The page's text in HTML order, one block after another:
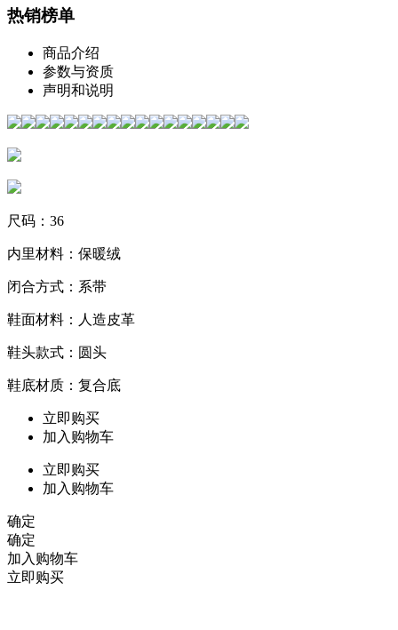
热销榜单
商品介绍
参数与资质
声明和说明
尺码：36
内里材料：保暖绒
闭合方式：系带
鞋面材料：人造皮革
鞋头款式：圆头
鞋底材质：复合底
立即购买
加入购物车
立即购买
加入购物车
确定
确定
加入购物车
立即购买